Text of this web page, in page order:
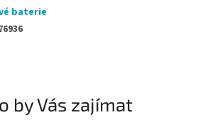
baterie
by Vás zajímat